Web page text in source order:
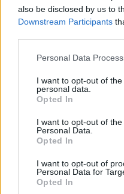
also be disclosed by us to
Downstream Participants
Personal Data
I want to opt-out of
personal data.
Opted In
I want to opt-out of
Personal Data.
Opted In
I want to opt-out of
Personal Data for
Opted In
Deputados do
Sinfónica da